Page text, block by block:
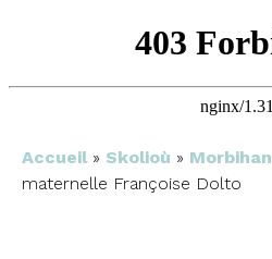
Accueil » Skolioù » Morbihan
maternelle Françoise Dolto